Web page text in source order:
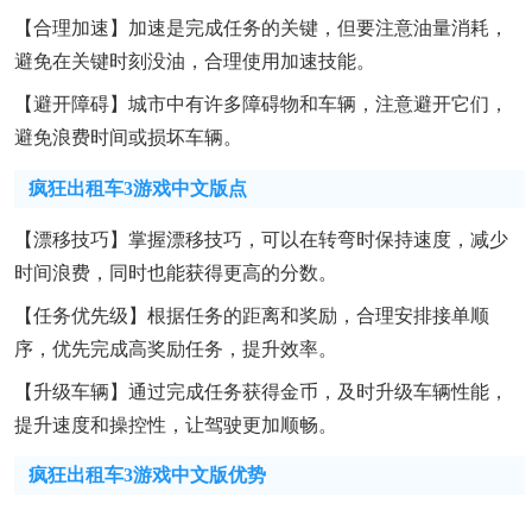
【合理加速】加速是完成任务的关键，但要注意油量消耗，
避免在关键时刻没油，合理使用加速技能。
【避开障碍】城市中有许多障碍物和车辆，注意避开它们，
避免浪费时间或损坏车辆。
疯狂出租车3游戏中文版点
【漂移技巧】掌握漂移技巧，可以在转弯时保持速度，减少
时间浪费，同时也能获得更高的分数。
【任务优先级】根据任务的距离和奖励，合理安排接单顺
序，优先完成高奖励任务，提升效率。
【升级车辆】通过完成任务获得金币，及时升级车辆性能，
提升速度和操控性，让驾驶更加顺畅。
疯狂出租车3游戏中文版优势